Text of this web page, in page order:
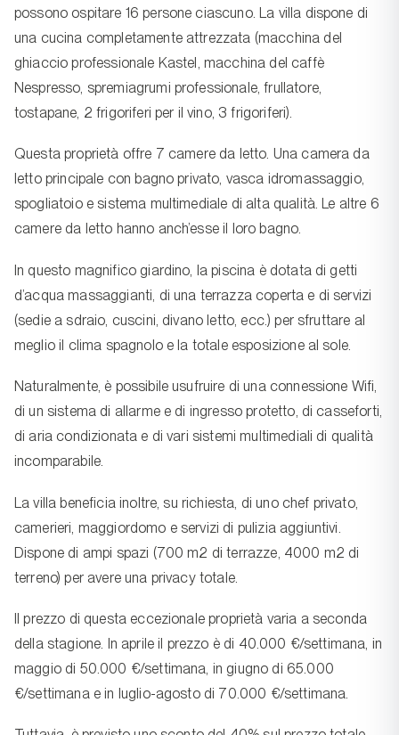
possono ospitare 16 persone ciascuno. La villa dispone di
una cucina completamente attrezzata (macchina del
ghiaccio professionale Kastel, macchina del caffè
Nespresso, spremiagrumi professionale, frullatore,
tostapane, 2 frigoriferi per il vino, 3 frigoriferi).
Questa proprietà offre 7 camere da letto. Una camera da
letto principale con bagno privato, vasca idromassaggio,
spogliatoio e sistema multimediale di alta qualità. Le altre 6
camere da letto hanno anch’esse il loro bagno.
In questo magnifico giardino, la piscina è dotata di getti
d’acqua massaggianti, di una terrazza coperta e di servizi
(sedie a sdraio, cuscini, divano letto, ecc.) per sfruttare al
meglio il clima spagnolo e la totale esposizione al sole.
Naturalmente, è possibile usufruire di una connessione Wifi,
di un sistema di allarme e di ingresso protetto, di casseforti,
di aria condizionata e di vari sistemi multimediali di qualità
incomparabile.
La villa beneficia inoltre, su richiesta, di uno chef privato,
camerieri, maggiordomo e servizi di pulizia aggiuntivi.
Dispone di ampi spazi (700 m2 di terrazze, 4000 m2 di
terreno) per avere una privacy totale.
Il prezzo di questa eccezionale proprietà varia a seconda
della stagione. In aprile il prezzo è di 40.000 €/settimana, in
maggio di 50.000 €/settimana, in giugno di 65.000
€/settimana e in luglio-agosto di 70.000 €/settimana.